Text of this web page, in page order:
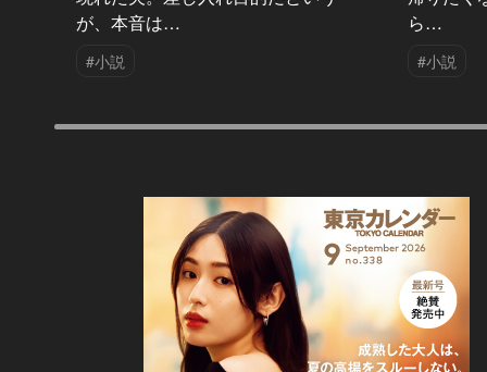
が、本音は…
#小説
ら…
#小説